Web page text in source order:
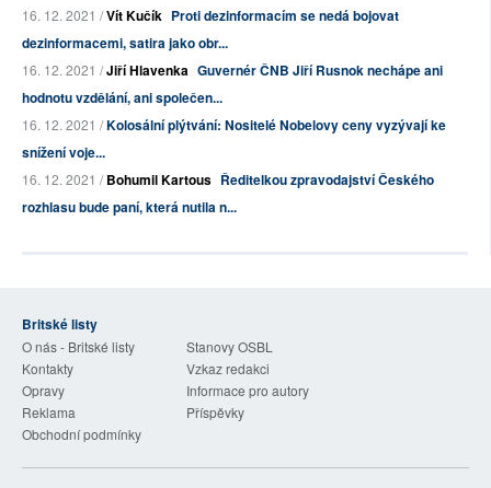
16. 12. 2021 /Vít Kučík Proti dezinformacím se nedá bojovat
dezinformacemi, satira jako obr...
16. 12. 2021 /Jiří Hlavenka Guvernér ČNB Jiří Rusnok nechápe ani
hodnotu vzdělání, ani společen...
16. 12. 2021 /Kolosální plýtvání: Nositelé Nobelovy ceny vyzývají ke
snížení voje...
16. 12. 2021 /Bohumil Kartous Ředitelkou zpravodajství Českého
rozhlasu bude paní, která nutila n...
Britské listy
O nás - Britské listy
Stanovy OSBL
Kontakty
Vzkaz redakci
Opravy
Informace pro autory
Reklama
Příspěvky
Obchodní podmínky